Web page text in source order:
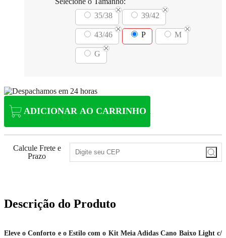
35/38
39/42
43/46 P M
G
ADICIONAR AO CARRINHO
Calcule Frete e
Prazo
Descrição do Produto
Eleve o Conforto e o Estilo com o Kit Meia Adidas Cano Baixo Light c/